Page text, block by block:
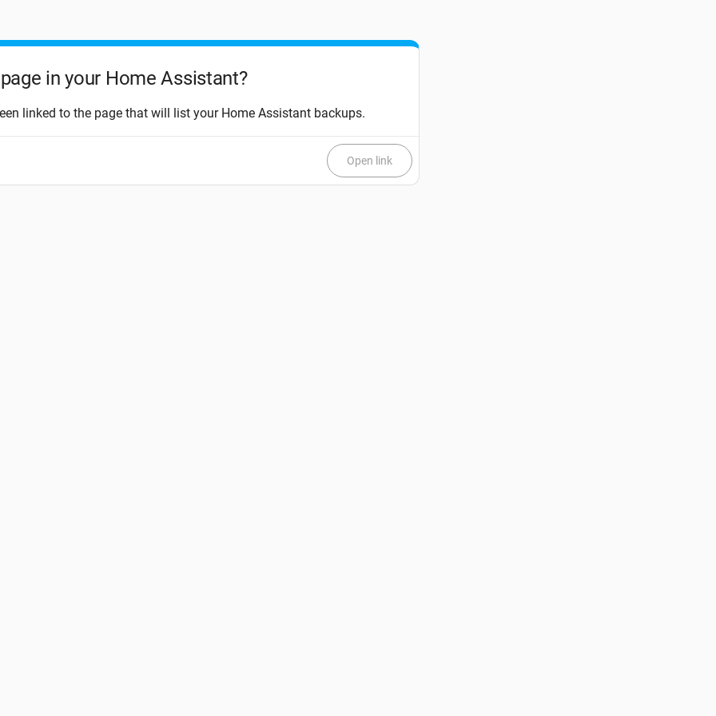
in your Home Assistant?
linked to the page that will list your Home Assistant backups.
Open link